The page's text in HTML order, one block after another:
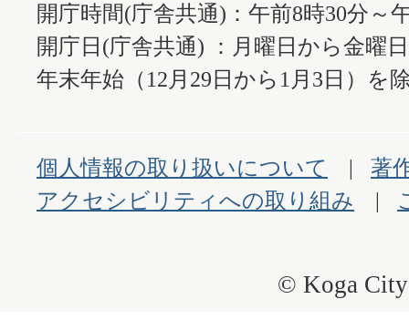
開庁時間(庁舎共通)：午前8時30分～
開庁日(庁舎共通) ：月曜日から金曜
年末年始（12月29日から1月3日）を
個人情報の取り扱いについて
著
アクセシビリティへの取り組み
© Koga City